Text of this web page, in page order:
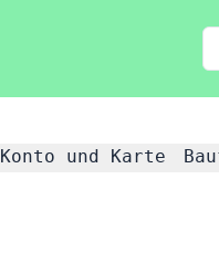
Konto und Karte